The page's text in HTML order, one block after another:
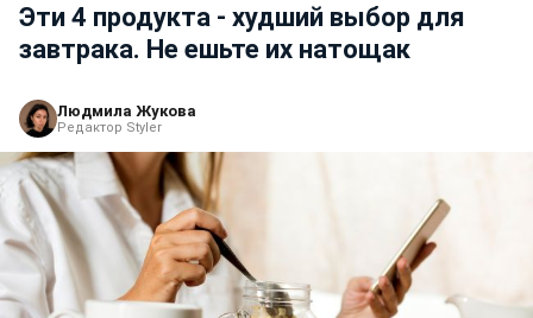
Эти 4 продукта - худший выбор для
завтрака. Не ешьте их натощак
Людмила Жукова
Редактор Styler